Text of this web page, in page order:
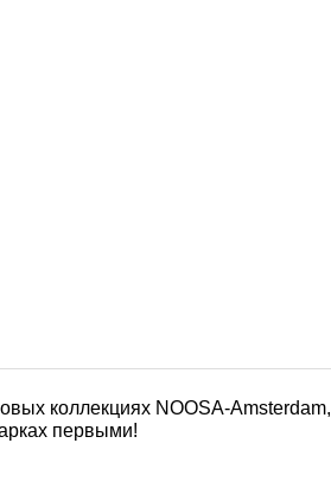
коллекциях NOOSA-Amsterdam,
первыми!